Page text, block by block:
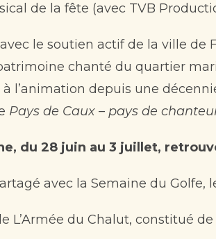
de la fête (avec TVB
avec le soutien actif de la ville
chanté du quartier
à l’animation depuis une
Pays de Caux – pays de
du 28 juin au 3 juillet,
avec la Semaine du Golfe,
L’Armée du Chalut, constitué de